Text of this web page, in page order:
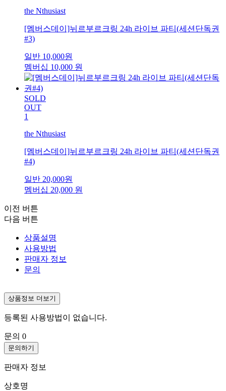
the Nthusiast
[멤버스데이]뉘르부르크링 24h 라이브 파티(세션단독권
#3)
일반 10,000원
멤버십 10,000 원
SOLD
OUT
1
the Nthusiast
[멤버스데이]뉘르부르크링 24h 라이브 파티(세션단독권
#4)
일반 20,000원
멤버십 20,000 원
이전 버튼
다음 버튼
상품설명
사용방법
판매자 정보
문의
상품정보 더보기
등록된 사용방법이 없습니다.
문의 0
문의하기
판매자 정보
상호명